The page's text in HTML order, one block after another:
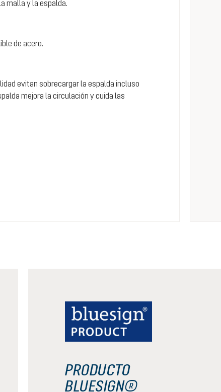
malla y la espalda.
de acero.
evitan sobrecargar la espalda incluso
mejora la circulación y cuida las
PRODUCTO
BLUESIGN®